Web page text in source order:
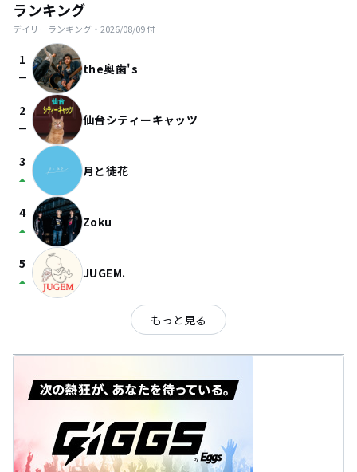
ランキング
デイリーランキング・ 2026/08/09付
1
check_indeterminate_small the奥歯's
2
check_indeterminate_small 仙台シティーキャッツ
3
arrow_drop_up 月と徒花
4
arrow_drop_up Zoku
5
arrow_drop_up JUGEM.
もっと見る